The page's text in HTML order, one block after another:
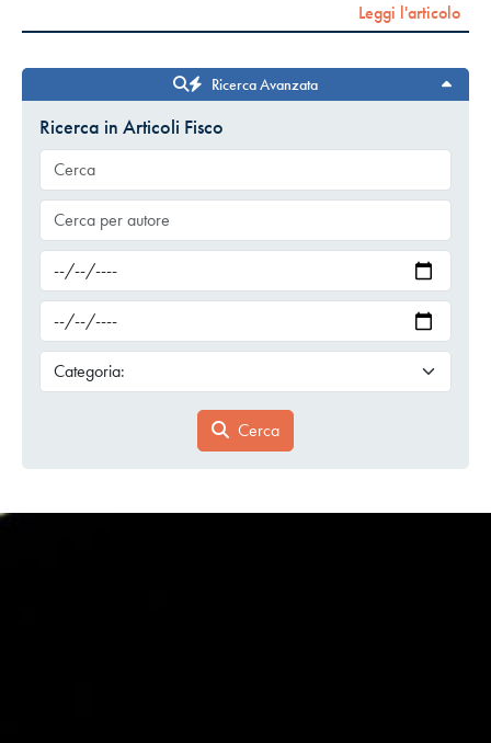
Leggi l'articolo
Ricerca Avanzata
Ricerca in Articoli Fisco
Cerca